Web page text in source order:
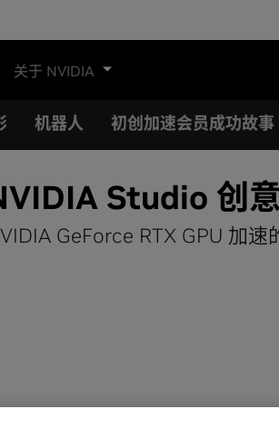
关于 NVIDIA
机器人 初创加速会员成功故事
Studio 创
GeForce RTX GPU 加